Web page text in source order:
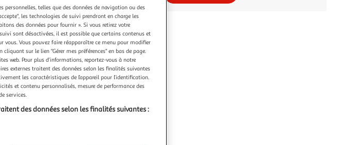
personnelles, telles que des données de navigation ou des
les technologies de suivi prendront en charge les
des données pour fournir ». Si vous retirez votre
sont désactivées, il est possible que certains contenus et
vous. Vous pouvez faire réapparaître ce menu pour modifier
sur le lien "Gérer mes préférences" en bas de page.
web. Pour plus d’informations, reportez-vous à notre
externes traitent des données selon les finalités suivantes
les caractéristiques de l’appareil pour l’identification.
et contenu personnalisés, mesure de performance des
services.
des données selon les finalités suivantes :